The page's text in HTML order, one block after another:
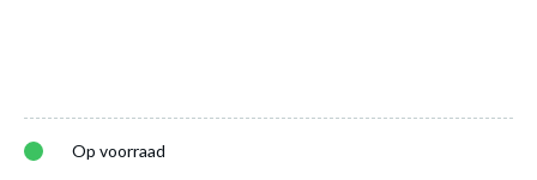
Op voorraad